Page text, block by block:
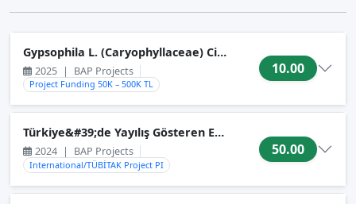
Gypsophila L. (Caryophyllaceae) Cinsine Ait Endemik İki
2025 | BAP Projects
Project Funding 50K – 500K TL
10.00
Türkiye&#39;de Yayılış Gösteren Euphrasia L.
2024 | BAP Projects
International/TÜBİTAK Project PI
50.00